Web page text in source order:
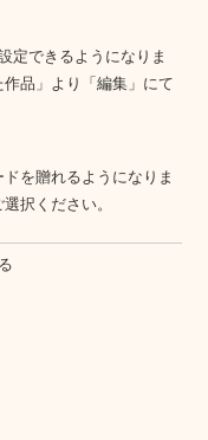
定できるようになりま
品」より「編集」にて
を贈れるようになりま
択ください。